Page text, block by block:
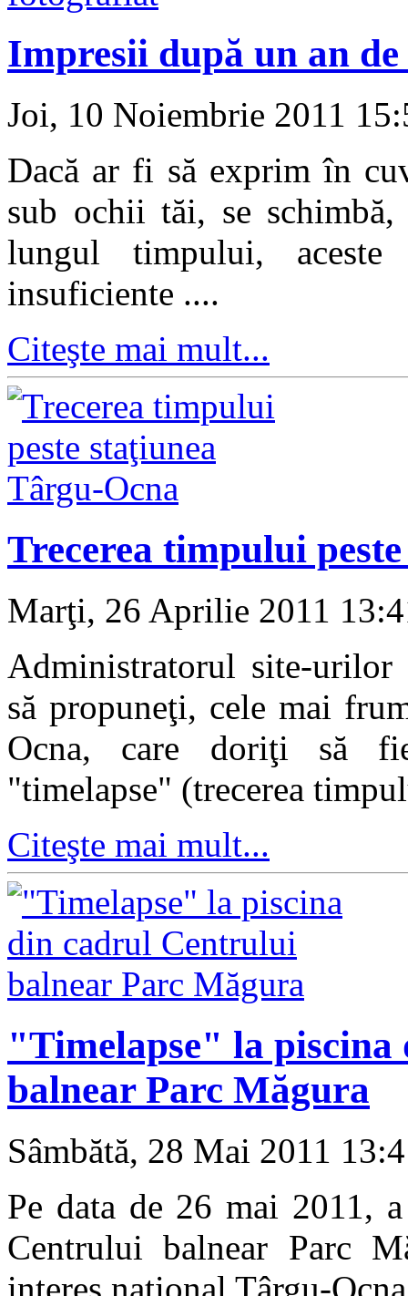
Impresii după un an
Joi, 10 Noiembrie 2011
Dacă ar fi să exprim în
sub ochii tăi, se schimbă,
lungul timpului,
insuficiente ....
Citeşte mai mult...
Trecerea timpului
Marţi, 26 Aprilie 2011
Administratorul site-
să propuneţi, cele mai
Ocna, care doriţi să
"timelapse" (trecerea
Citeşte mai mult...
"Timelapse" la
balnear Parc Măgura
Sâmbătă, 28 Mai 2011
Pe data de 26 mai 2011,
Centrului balnear Parc